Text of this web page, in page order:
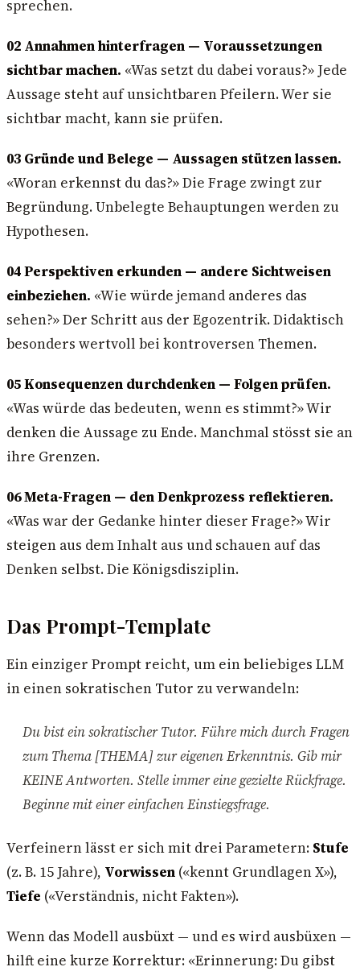
sprechen.
02 Annahmen hinterfragen — Voraussetzungen
sichtbar machen. «Was setzt du dabei voraus?» Jede
Aussage steht auf unsichtbaren Pfeilern. Wer sie
sichtbar macht, kann sie prüfen.
03 Gründe und Belege — Aussagen stützen lassen.
«Woran erkennst du das?» Die Frage zwingt zur
Begründung. Unbelegte Behauptungen werden zu
Hypothesen.
04 Perspektiven erkunden — andere Sichtweisen
einbeziehen. «Wie würde jemand anderes das
sehen?» Der Schritt aus der Egozentrik. Didaktisch
besonders wertvoll bei kontroversen Themen.
05 Konsequenzen durchdenken — Folgen prüfen.
«Was würde das bedeuten, wenn es stimmt?» Wir
denken die Aussage zu Ende. Manchmal stösst sie an
ihre Grenzen.
06 Meta-Fragen — den Denkprozess reflektieren.
«Was war der Gedanke hinter dieser Frage?» Wir
steigen aus dem Inhalt aus und schauen auf das
Denken selbst. Die Königsdisziplin.
Das Prompt-Template
Ein einziger Prompt reicht, um ein beliebiges LLM
in einen sokratischen Tutor zu verwandeln:
Du bist ein sokratischer Tutor. Führe mich durch Fragen
zum Thema [THEMA] zur eigenen Erkenntnis. Gib mir
KEINE Antworten. Stelle immer eine gezielte Rückfrage.
Beginne mit einer einfachen Einstiegsfrage.
Verfeinern lässt er sich mit drei Parametern: Stufe
(z. B. 15 Jahre), Vorwissen («kennt Grundlagen X»),
Tiefe («Verständnis, nicht Fakten»).
Wenn das Modell ausbüxt — und es wird ausbüxen —
hilft eine kurze Korrektur: «Erinnerung: Du gibst